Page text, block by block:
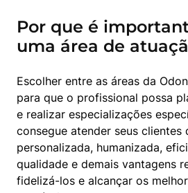
Por que é
uma área de
Escolher entre as áreas da
para que o profissional possa
e realizar especializações
consegue atender seus clientes
personalizada, humanizada,
qualidade e demais vantagens
fidelizá-los e alcançar os